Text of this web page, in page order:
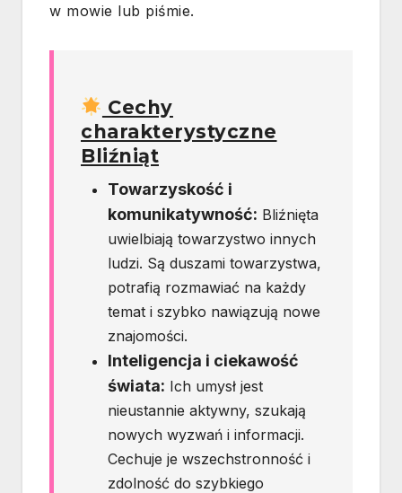
w mowie lub piśmie.
Cechy
charakterystyczne
Bliźniąt
Towarzyskość i
komunikatywność: Bliźnięta
uwielbiają towarzystwo innych
ludzi. Są duszami towarzystwa,
potrafią rozmawiać na każdy
temat i szybko nawiązują nowe
znajomości.
Inteligencja i ciekawość
świata: Ich umysł jest
nieustannie aktywny, szukają
nowych wyzwań i informacji.
Cechuje je wszechstronność i
zdolność do szybkiego